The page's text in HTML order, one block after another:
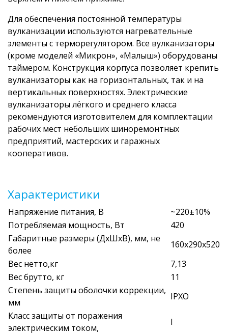
Для обеспечения постоянной температуры
вулканизации используются нагревательные
элементы с терморегулятором. Все вулканизаторы
(кроме моделей «Микрон», «Малыш») оборудованы
таймером. Конструкция корпуса позволяет крепить
вулканизаторы как на горизонтальных, так и на
вертикальных поверхностях. Электрические
вулканизаторы лёгкого и среднего класса
рекомендуются изготовителем для комплектации
рабочих мест небольших шиноремонтных
предприятий, мастерских и гаражных
кооперативов.
Характеристики
Напряжение питания, В
~220±10%
Потребляемая мощность, Вт
420
Габаритные размеры (ДхШхВ), мм, не
более
160х290х520
Вес нетто,кг
7,13
Вес брутто, кг
11
Степень защиты оболочки коррекции,
мм
IPXO
Класс защиты от поражения
электрическим током,
I